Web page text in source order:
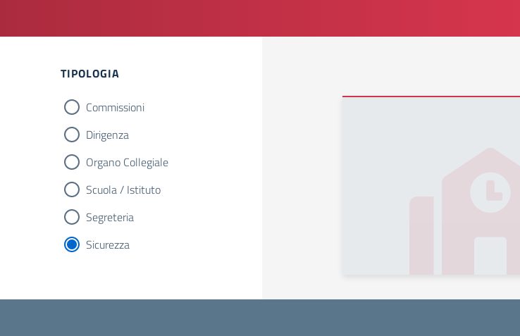
TIPOLOGIA
Commissioni
Dirigenza
Organo Collegiale
Scuola / Istituto
Segreteria
Sicurezza